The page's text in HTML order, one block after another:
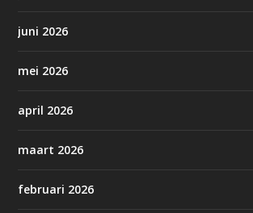
juni 2026
mei 2026
april 2026
maart 2026
februari 2026